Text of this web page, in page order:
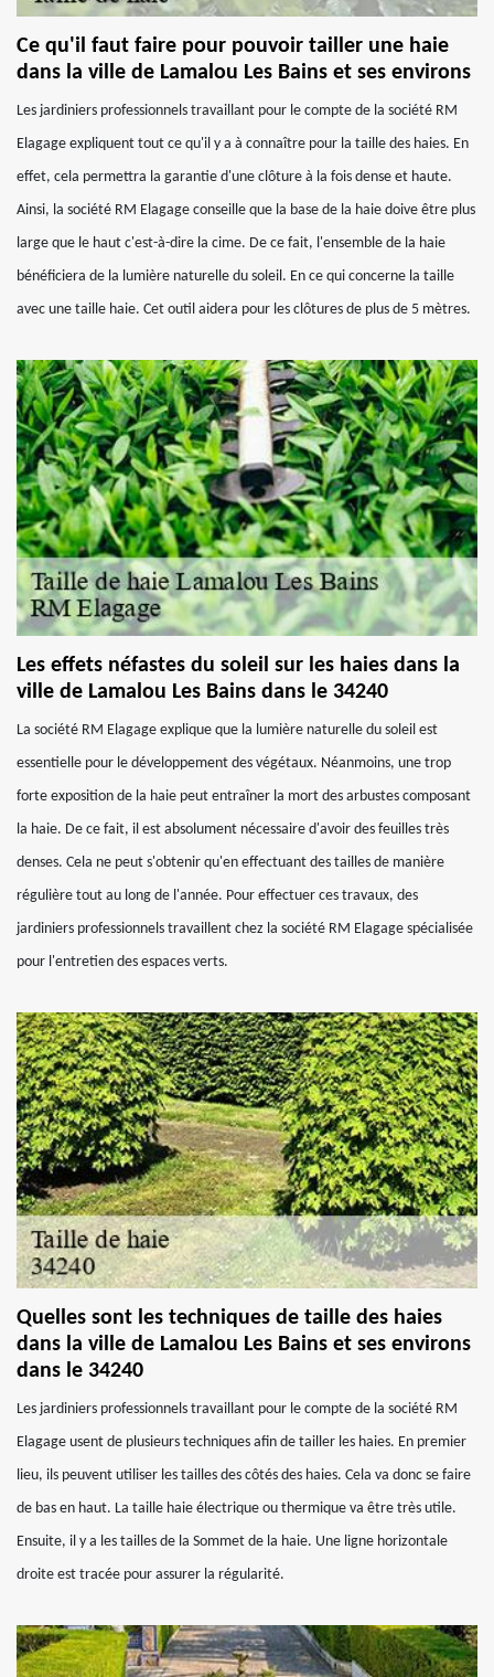
Ce qu'il faut faire pour pouvoir tailler une haie
dans la ville de Lamalou Les Bains et ses environs
Les jardiniers professionnels travaillant pour le compte de la société RM
Elagage expliquent tout ce qu'il y a à connaître pour la taille des haies. En
effet, cela permettra la garantie d'une clôture à la fois dense et haute.
Ainsi, la société RM Elagage conseille que la base de la haie doive être plus
large que le haut c'est-à-dire la cime. De ce fait, l'ensemble de la haie
bénéficiera de la lumière naturelle du soleil. En ce qui concerne la taille
avec une taille haie. Cet outil aidera pour les clôtures de plus de 5 mètres.
Les effets néfastes du soleil sur les haies dans la
ville de Lamalou Les Bains dans le 34240
La société RM Elagage explique que la lumière naturelle du soleil est
essentielle pour le développement des végétaux. Néanmoins, une trop
forte exposition de la haie peut entraîner la mort des arbustes composant
la haie. De ce fait, il est absolument nécessaire d'avoir des feuilles très
denses. Cela ne peut s'obtenir qu'en effectuant des tailles de manière
régulière tout au long de l'année. Pour effectuer ces travaux, des
jardiniers professionnels travaillent chez la société RM Elagage spécialisée
pour l'entretien des espaces verts.
Quelles sont les techniques de taille des haies
dans la ville de Lamalou Les Bains et ses environs
dans le 34240
Les jardiniers professionnels travaillant pour le compte de la société RM
Elagage usent de plusieurs techniques afin de tailler les haies. En premier
lieu, ils peuvent utiliser les tailles des côtés des haies. Cela va donc se faire
de bas en haut. La taille haie électrique ou thermique va être très utile.
Ensuite, il y a les tailles de la Sommet de la haie. Une ligne horizontale
droite est tracée pour assurer la régularité.